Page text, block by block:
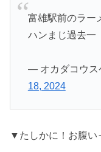
富雄駅前のラー
ハンまじ過去一
— オカダコウス
18, 2024
▼たしかに！お腹い